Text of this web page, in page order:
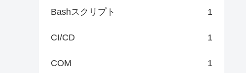
Bashスクリプト 1
CI/CD 1
COM 1